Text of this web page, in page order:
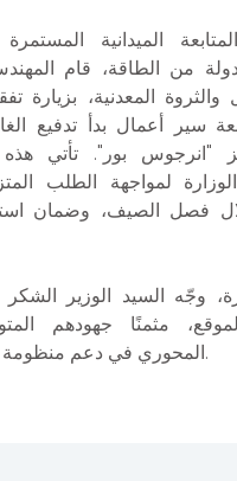
الميدانية
من الطاقة، قام
والثروة المعدنية، بزيارة
سير أعمال بدأ تدفيع
"انرجوس بور". تأتي
لمواجهة الطلب
فصل الصيف، وضمان
وجّه السيد الوزير الشكر
مثمنًا جهودهم
المحوري في دعم منظومة الطاقة الوطنية.